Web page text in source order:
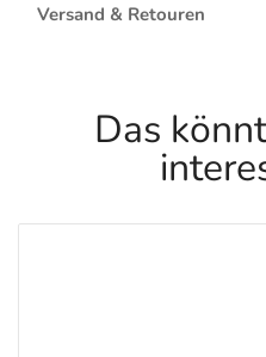
Versand & Retouren
Das